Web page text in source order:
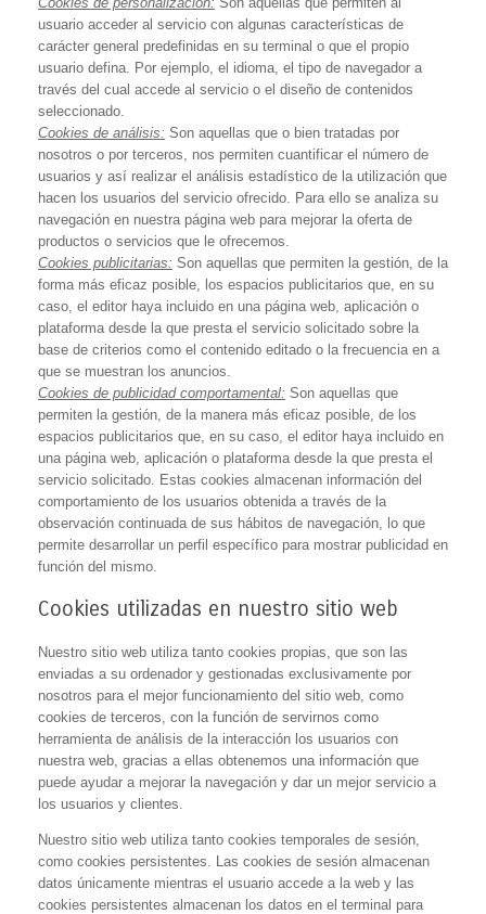
usuario acceder al servicio con algunas características de
carácter general predefinidas en su terminal o que el propio
usuario defina. Por ejemplo, el idioma, el tipo de navegador a
través del cual accede al servicio o el diseño de contenidos
seleccionado.
Cookies de análisis: Son aquellas que o bien tratadas por
nosotros o por terceros, nos permiten cuantificar el número de
usuarios y así realizar el análisis estadístico de la utilización que
hacen los usuarios del servicio ofrecido. Para ello se analiza su
navegación en nuestra página web para mejorar la oferta de
productos o servicios que le ofrecemos.
Cookies publicitarias: Son aquellas que permiten la gestión, de la
forma más eficaz posible, los espacios publicitarios que, en su
caso, el editor haya incluido en una página web, aplicación o
plataforma desde la que presta el servicio solicitado sobre la
base de criterios como el contenido editado o la frecuencia en a
que se muestran los anuncios.
Cookies de publicidad comportamental: Son aquellas que
permiten la gestión, de la manera más eficaz posible, de los
espacios publicitarios que, en su caso, el editor haya incluido en
una página web, aplicación o plataforma desde la que presta el
servicio solicitado. Estas cookies almacenan información del
comportamiento de los usuarios obtenida a través de la
observación continuada de sus hábitos de navegación, lo que
permite desarrollar un perfil específico para mostrar publicidad en
función del mismo.
Cookies utilizadas en nuestro sitio web
Nuestro sitio web utiliza tanto cookies propias, que son las
enviadas a su ordenador y gestionadas exclusivamente por
nosotros para el mejor funcionamiento del sitio web, como
cookies de terceros, con la función de servirnos como
herramienta de análisis de la interacción los usuarios con
nuestra web, gracias a ellas obtenemos una información que
puede ayudar a mejorar la navegación y dar un mejor servicio a
los usuarios y clientes.
Nuestro sitio web utiliza tanto cookies temporales de sesión,
como cookies persistentes. Las cookies de sesión almacenan
datos únicamente mientras el usuario accede a la web y las
cookies persistentes almacenan los datos en el terminal para